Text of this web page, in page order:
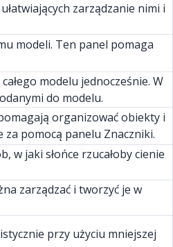
zarządzanie nimi i
modeli. Ten panel pomaga
modelu jednocześnie. W
do modelu.
organizować obiekty i
pomocą panelu Znaczniki.
w jaki słońce rzucałoby cienie
zarządzać i tworzyć je w
przy użyciu mniejszej